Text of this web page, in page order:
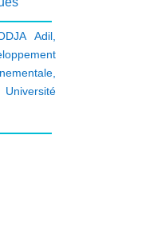
Adil,
,
Université